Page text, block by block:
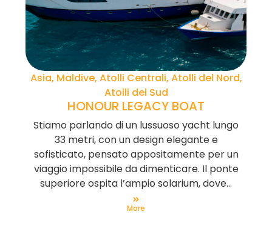
Asia, Maldive, Atolli Centrali, Atolli del Nord,
Atolli del Sud
HONOUR LEGACY BOAT
Stiamo parlando di un lussuoso yacht lungo
33 metri, con un design elegante e
sofisticato, pensato appositamente per un
viaggio impossibile da dimenticare. Il ponte
superiore ospita l’ampio solarium, dove...
More